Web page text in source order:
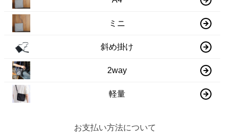
ミニ
斜め掛け
2way
軽量
お支払い方法について